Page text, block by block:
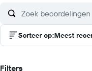
Sorteer op:Meest
Filters